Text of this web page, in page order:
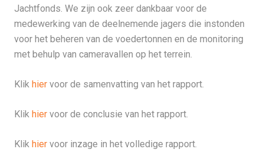
Jachtfonds. We zijn ook zeer dankbaar voor de
medewerking van de deelnemende jagers die instonden
voor het beheren van de voedertonnen en de monitoring
met behulp van cameravallen op het terrein.
Klik hiervoor de samenvatting van het rapport.
Klik hiervoor de conclusie van het rapport.
Klik hiervoor inzage in het volledige rapport.